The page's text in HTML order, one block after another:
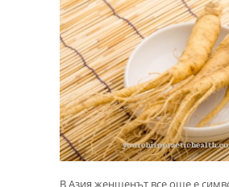
В Азия женшенът все още е